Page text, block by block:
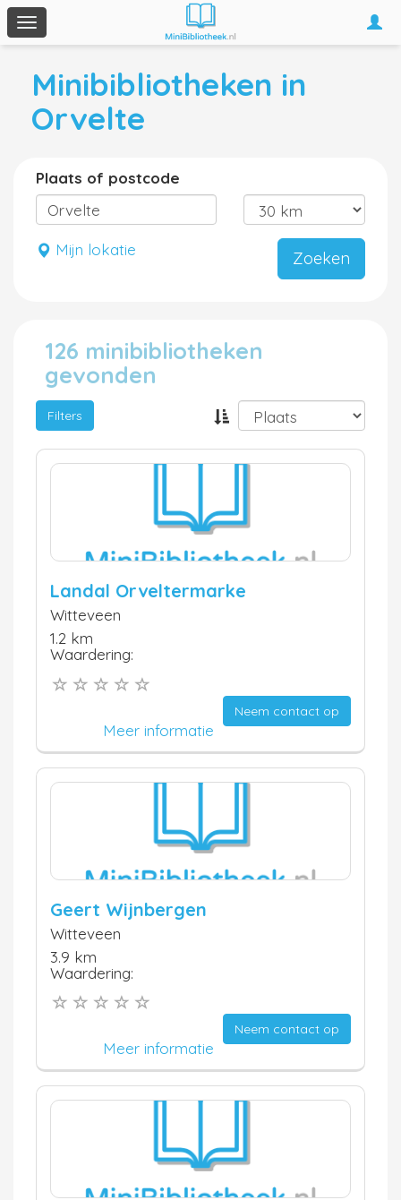
Toggle
navigation
Minibibliotheken in
Orvelte
Plaats of postcode
Mijn lokatie Zoeken
126 minibibliotheken
gevonden
Filters
Landal Orveltermarke
Witteveen
1.2 km
Waardering:
Neem contact op
Meer informatie
Geert Wijnbergen
Witteveen
3.9 km
Waardering:
Neem contact op
Meer informatie